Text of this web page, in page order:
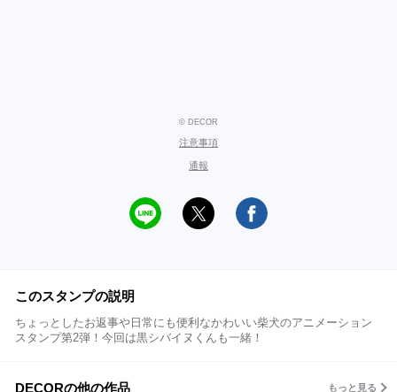
© DECOR
注意事項
通報
このスタンプの説明
ちょっとしたお返事や日常にも便利なかわいい柴犬のアニメーション
スタンプ第2弾！今回は黒シバイヌくんも一緒！
DECORの他の作品 もっと見る